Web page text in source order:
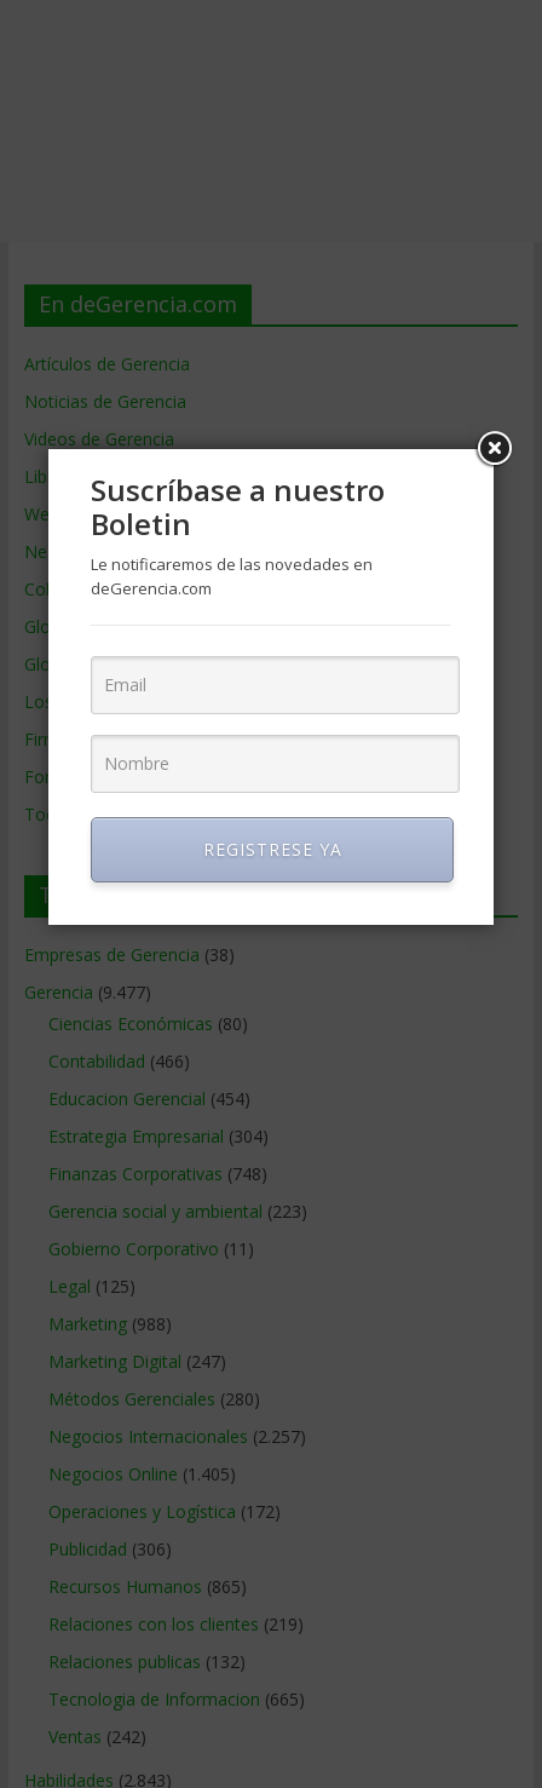
En deGerencia.com
Artículos de Gerencia
Noticias de Gerencia
Videos de Gerencia
Libros de Gerencia
Webs de Gerencia
Negocios por País
Colaboradores de Gerencia
Glosario
Glosario Inglés – Español
Los mejores MBA
Firmas de Gerencia
Formación de Gerencia
Todos los Temas
Temas de Gerencia
Empresas de Gerencia (38)
Gerencia (9.477)
Ciencias Económicas (80)
Contabilidad (466)
Educacion Gerencial (454)
Estrategia Empresarial (304)
Finanzas Corporativas (748)
Gerencia social y ambiental (223)
Gobierno Corporativo (11)
Legal (125)
Marketing(988)
Marketing Digital (247)
Métodos Gerenciales (280)
Negocios Internacionales (2.257)
Negocios Online (1.405)
Operaciones y Logística (172)
Publicidad (306)
Recursos Humanos (865)
Relaciones con los clientes (219)
Relaciones publicas (132)
Tecnologia de Informacion (665)
Ventas (242)
Habilidades (2.843)
Suscríbase a nuestro
Boletin
Le notificaremos de las novedades en
deGerencia.com
REGISTRESE YA